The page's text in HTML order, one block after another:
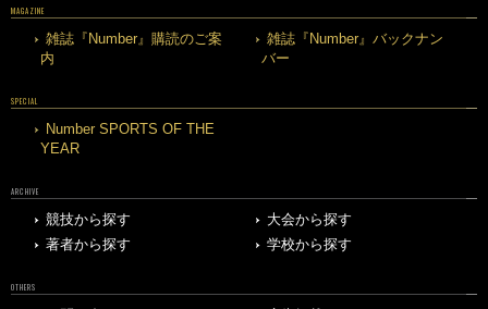
MAGAZINE
雑誌『Number』購読のご案
内
雑誌『Number』バックナン
バー
SPECIAL
Number SPORTS OF THE
YEAR
ARCHIVE
競技から探す
大会から探す
著者から探す
学校から探す
OTHERS